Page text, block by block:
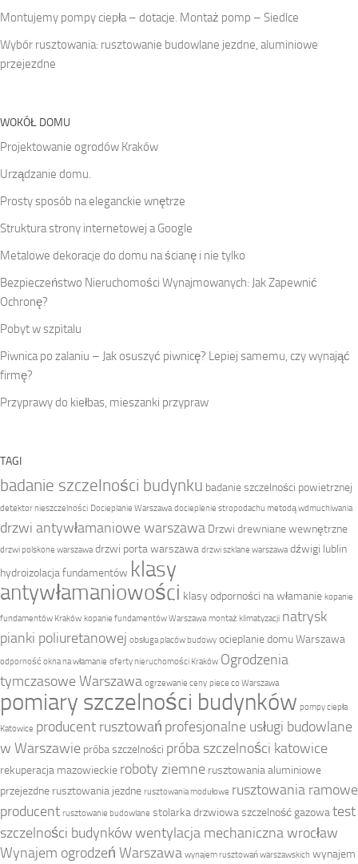
Montujemy pompy ciepła – dotacje. Montaż pomp – Siedlce
Wybór rusztowania: rusztowanie budowlane jezdne, aluminiowe
przejezdne
WOKÓŁ DOMU
Projektowanie ogrodów Kraków
Urządzanie domu.
Prosty sposób na eleganckie wnętrze
Struktura strony internetowej a Google
Metalowe dekoracje do domu na ścianę i nie tylko
Bezpieczeństwo Nieruchomości Wynajmowanych: Jak Zapewnić
Ochronę?
Pobyt w szpitalu
Piwnica po zalaniu – Jak osuszyć piwnicę? Lepiej samemu, czy wynająć
firmę?
Przyprawy do kiełbas, mieszanki przypraw
TAGI
badanie szczelności budynku badanie szczelności powietrznej
detektor nieszczelności Docieplanie Warszawa docieplenie stropodachu metodą wdmuchiwania
drzwi antywłamaniowe warszawa Drzwi drewniane wewnętrzne
drzwi polskone warszawa drzwi porta warszawa drzwi szklane warszawa dźwigi lublin
hydroizolacja fundamentów klasy
antywłamaniowości klasy odporności na włamanie kopanie
fundamentów Kraków kopanie fundamentów Warszawa montaż klimatyzacji natrysk
pianki poliuretanowej obsługa placów budowy ocieplanie domu Warszawa
odporność okna na włamanie oferty nieruchomości Kraków Ogrodzenia
tymczasowe Warszawa ogrzewanie ceny piece co Warszawa
pomiary szczelności budynków pompy ciepła
Katowice producent rusztowań profesjonalne usługi budowlane
w Warszawie próba szczelności próba szczelności katowice
rekuperacja mazowieckie roboty ziemne rusztowania aluminiowe
przejezdne rusztowania jezdne rusztowania modułowe rusztowania ramowe
producent rusztowanie budowlane stolarka drzwiowaszczelność gazowatest
szczelności budynkówwentylacja mechaniczna wrocław
Wynajem ogrodzeń Warszawa wynajem rusztowań warszawskich wynajem